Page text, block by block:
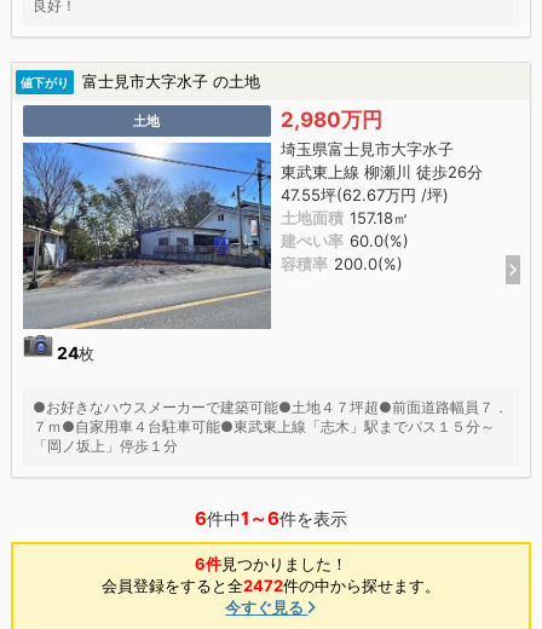
良好！
値下がり 富士見市大字水子 の土地
土地
24枚
2,980万円
埼玉県富士見市大字水子
東武東上線 柳瀬川 徒歩26分
47.55坪(62.67万円 /坪)
土地面積 157.18㎡
建ぺい率 60.0(%)
容積率 200.0(%)
●お好きなハウスメーカーで建築可能●土地４７坪超●前面道路幅員７．
７ｍ●自家用車４台駐車可能●東武東上線「志木」駅までバス１５分～
「岡ノ坂上」停歩１分
6件中1～6件を表示
6件見つかりました！
会員登録をすると全2472件の中から探せます。
今すぐ見る